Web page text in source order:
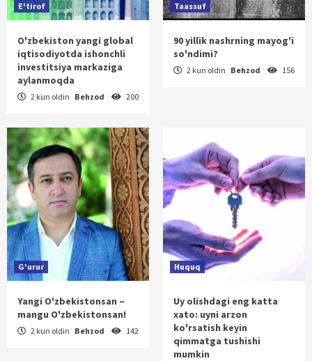
E'tirof
O'zbekiston yangi global
iqtisodiyotda ishonchli
investitsiya markaziga
aylanmoqda
2 kun oldin Behzod 200
Taassuf
90 yillik nashrning mayog'i
so'ndimi?
2 kun oldin Behzod 156
G'urur
Yangi O'zbekistonsan –
mangu O'zbekistonsan!
2 kun oldin Behzod 142
Huquq
Uy olishdagi eng katta
xato: uyni arzon
ko'rsatish keyin
qimmatga tushishi
mumkin